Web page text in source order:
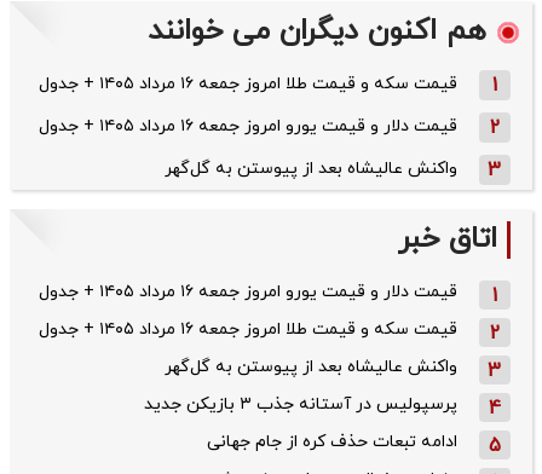
هم اکنون دیگران می خوانند
1 قیمت سکه و قیمت طلا امروز جمعه ۱۶ مرداد ۱۴۰۵ + جدول
2 قیمت دلار و قیمت یورو امروز جمعه ۱۶ مرداد ۱۴۰۵ + جدول
3 واکنش عالیشاه بعد از پیوستن به گل‌گهر
اتاق خبر
1 قیمت دلار و قیمت یورو امروز جمعه ۱۶ مرداد ۱۴۰۵ + جدول
2 قیمت سکه و قیمت طلا امروز جمعه ۱۶ مرداد ۱۴۰۵ + جدول
3 واکنش عالیشاه بعد از پیوستن به گل‌گهر
4 پرسپولیس در آستانه جذب ۳ بازیکن جدید
5 ادامه تبعات حذف کره از جام جهانی